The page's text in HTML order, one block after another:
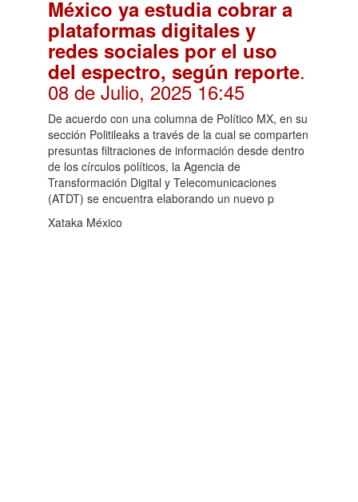
México ya estudia cobrar a
plataformas digitales y
redes sociales por el uso
del espectro, según reporte.
08 de Julio, 2025 16:45
De acuerdo con una columna de Político MX, en su
sección Politileaks a través de la cual se comparten
presuntas filtraciones de información desde dentro
de los círculos políticos, la Agencia de
Transformación Digital y Telecomunicaciones
(ATDT) se encuentra elaborando un nuevo p
Xataka México